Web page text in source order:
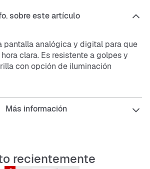
sobre este artículo
pantalla analógica y digital para que
clara. Es resistente a golpes y
con opción de iluminación
ajustable. Además, incluye
hora mundial, cronómetro,
alarmas diarias. El calendario es
y la caja, correa y bisel están
a día y actividades al aire libre, este
Más información
recientemente